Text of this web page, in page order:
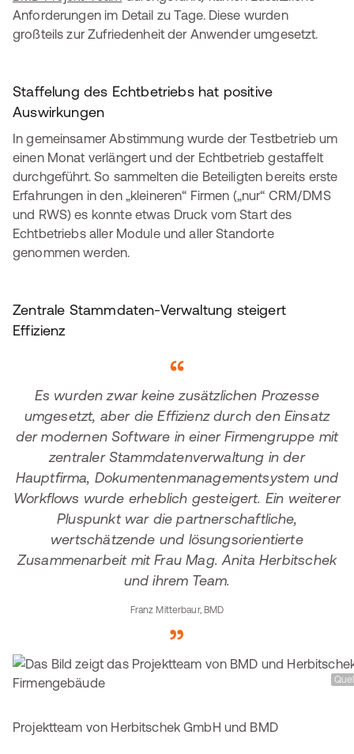
Anforderungen im Detail zu Tage. Diese wurden
großteils zur Zufriedenheit der Anwender umgesetzt.
Staffelung des Echtbetriebs hat positive
Auswirkungen
In gemeinsamer Abstimmung wurde der Testbetrieb um
einen Monat verlängert und der Echtbetrieb gestaffelt
durchgeführt. So sammelten die Beteiligten bereits erste
Erfahrungen in den „kleineren“ Firmen („nur“ CRM/DMS
und RWS) es konnte etwas Druck vom Start des
Echtbetriebs aller Module und aller Standorte
genommen werden.
Zentrale Stammdaten-Verwaltung steigert
Effizienz
Es wurden zwar keine zusätzlichen Prozesse
umgesetzt, aber die Effizienz durch den Einsatz
der modernen Software in einer Firmengruppe mit
zentraler Stammdatenverwaltung in der
Hauptfirma, Dokumentenmanagementsystem und
Workflows wurde erheblich gesteigert. Ein weiterer
Pluspunkt war die partnerschaftliche,
wertschätzende und lösungsorientierte
Zusammenarbeit mit Frau Mag. Anita Herbitschek
und ihrem Team.
Franz Mitterbaur, BMD
Projektteam von Herbitschek GmbH und BMD